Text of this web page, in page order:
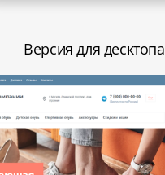
Версия для десктопа